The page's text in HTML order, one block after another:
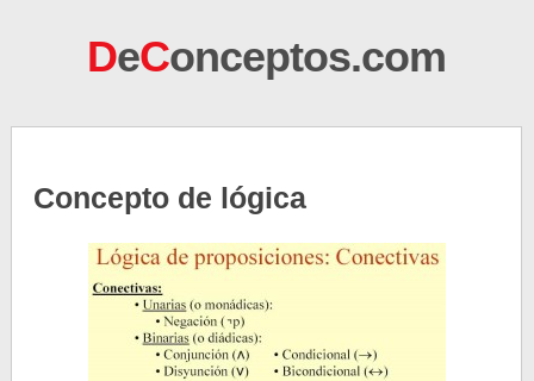
DeConceptos.com
Concepto de lógica